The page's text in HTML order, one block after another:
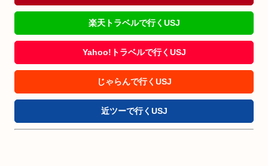
楽天トラベルで行くUSJ
Yahoo!トラベルで行くUSJ
じゃらんで行くUSJ
近ツーで行くUSJ